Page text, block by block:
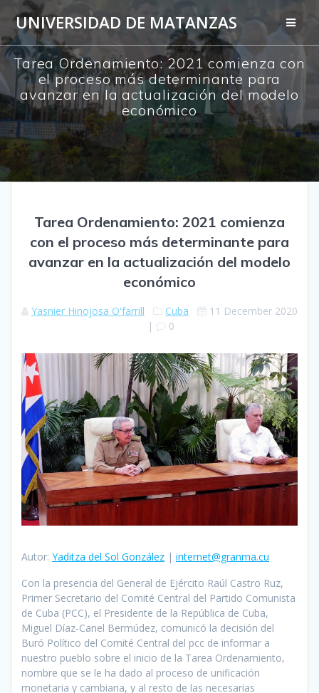
to
content
UNIVERSIDAD DE MATANZAS
Tarea Ordenamiento: 2021 comienza con
el proceso más determinante para
avanzar en la actualización del modelo
económico
Tarea Ordenamiento: 2021 comienza
con el proceso más determinante para
avanzar en la actualización del modelo
económico
Yasnier Hinojosa O'farrill Cuba
11 December 2020
|
0
Autor: Yaditza del Sol González | internet@granma.cu
Con la presencia del General de Ejército Raúl Castro Ruz,
Primer Secretario del Comité Central del Partido Comunista
de Cuba (PCC), el Presidente de la República de Cuba,
Miguel Díaz-Canel Bermúdez, comunicó la decisión del
Buró Político del Comité Central del pcc de informar a
nuestro pueblo sobre el inicio de la Tarea Ordenamiento,
nombre que se le ha dado al proceso de unificación
monetaria y cambiaria, y al resto de las necesarias